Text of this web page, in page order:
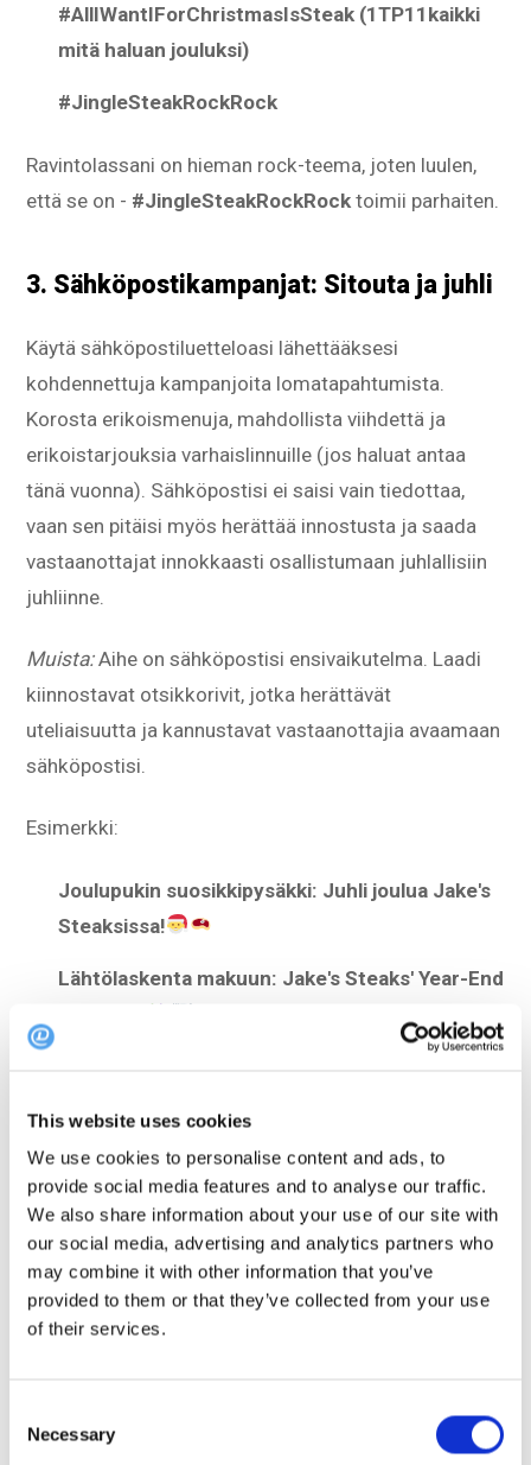
This website uses cookies
We use cookies to personalise content and ads, to
provide social media features and to analyse our traffic.
We also share information about your use of our site with
our social media, advertising and analytics partners who
may combine it with other information that you’ve
provided to them or that they’ve collected from your use
of their services.
Selection
Necessary
#AllIWantIForChristmasIsSteak (1TP11kaikki
mitä haluan jouluksi)
#JingleSteakRockRock
Ravintolassani on hieman rock-teema, joten luulen,
että se on - #JingleSteakRockRock toimii parhaiten.
3. Sähköpostikampanjat: Sitouta ja juhli
Käytä sähköpostiluetteloasi lähettääksesi
kohdennettuja kampanjoita lomatapahtumista.
Korosta erikoismenuja, mahdollista viihdettä ja
erikoistarjouksia varhaislinnuille (jos haluat antaa
tänä vuonna). Sähköpostisi ei saisi vain tiedottaa,
vaan sen pitäisi myös herättää innostusta ja saada
vastaanottajat innokkaasti osallistumaan juhlallisiin
juhliinne.
Muista:Aihe on sähköpostisi ensivaikutelma. Laadi
kiinnostavat otsikkorivit, jotka herättävät
uteliaisuutta ja kannustavat vastaanottajia avaamaan
sähköpostisi.
Esimerkki:
Joulupukin suosikkipysäkki: Juhli joulua Jake's
Steaksissa!
Lähtölaskenta makuun: Jake's Steaks' Year-End
kiireellisyyden tunnetta tai lisätä henkilökohtainen
kosketus herättääksesi ihmisten huomion.
4. Tekstiviestimarkkinointi: Joulupukin
salainen ase
Okei, tämä kuulostaa vähän vähemmän iloiselta...
nopeasti ja tehokkaasti.